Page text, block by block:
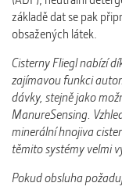
základě dat se pak
obsažených látek.
Cisterny Fliegl nabízí
zajímavou funkci
dávky, stejně jako
ManureSensing.
minerální hnojiva
těmito systémy velmi
Pokud obsluha